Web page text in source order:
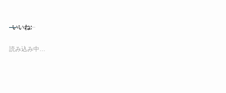
いいね:
読み込み中…